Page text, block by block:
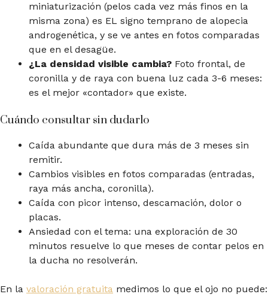
miniaturización (pelos cada vez más finos en la
misma zona) es EL signo temprano de alopecia
androgenética, y se ve antes en fotos comparadas
que en el desagüe.
¿La densidad visible cambia? Foto frontal, de
coronilla y de raya con buena luz cada 3-6 meses:
es el mejor «contador» que existe.
Cuándo consultar sin dudarlo
Caída abundante que dura más de 3 meses sin
remitir.
Cambios visibles en fotos comparadas (entradas,
raya más ancha, coronilla).
Caída con picor intenso, descamación, dolor o
placas.
Ansiedad con el tema: una exploración de 30
minutos resuelve lo que meses de contar pelos en
la ducha no resolverán.
En la valoración gratuita medimos lo que el ojo no puede: